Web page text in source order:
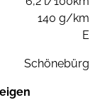
140 g/km
E
Schönebürg